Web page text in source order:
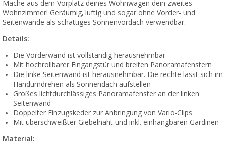
Mache aus dem Vorplatz deines Wohnwagen dein zweites
Wohnzimmer! Geräumig, luftig und sogar ohne Vorder- und
Seitenwände als schattiges Sonnenvordach verwendbar.
Details:
Die Vorderwand ist vollständig herausnehmbar
Mit hochrollbarer Eingangstür und breiten Panoramafenstern
Die linke Seitenwand ist herausnehmbar. Die rechte lässt sich im
Handumdrehen als Sonnendach aufstellen
Großes lichtdurchlässiges Panoramafenster an der linken
Seitenwand
Doppelter Einzugskeder zur Anbringung von Vario-Clips
Mit überschweißter Giebelnaht und inkl. einhängbaren Gardinen
Material: